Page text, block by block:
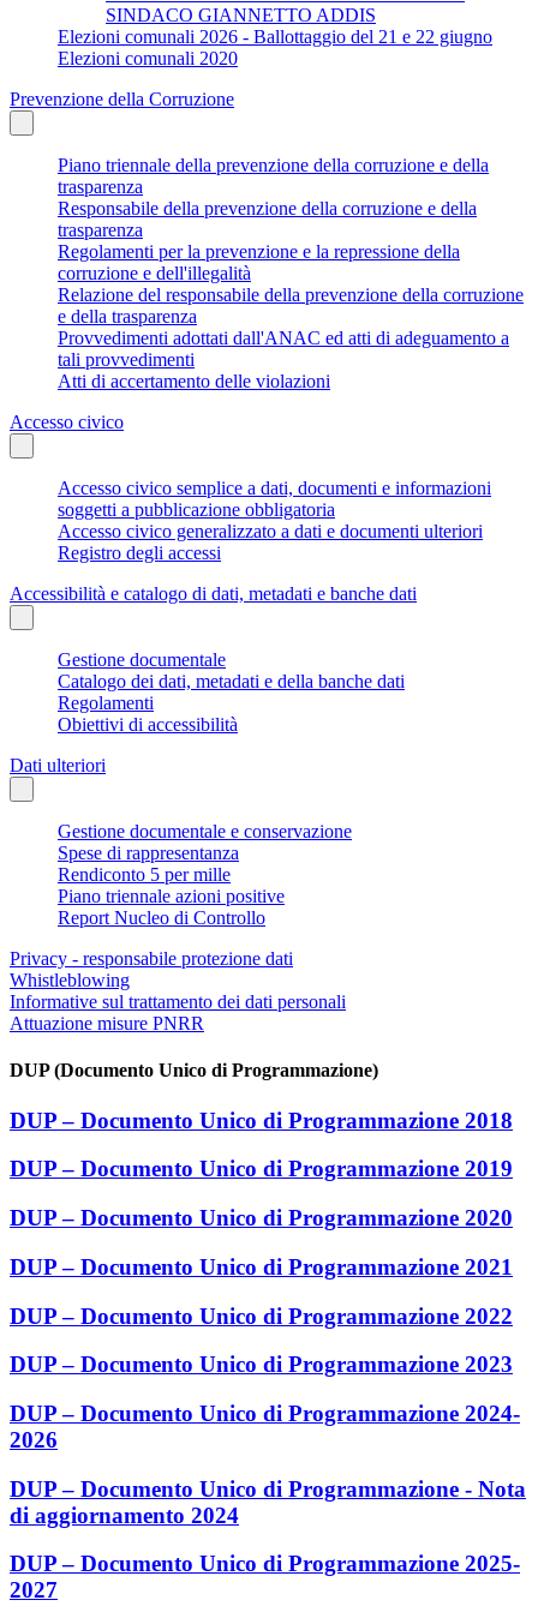
SINDACO GIANNETTO ADDIS
Elezioni comunali 2026 - Ballottaggio del 21 e 22 giugno
Elezioni comunali 2020
Prevenzione della Corruzione
Piano triennale della prevenzione della corruzione e della
trasparenza
Responsabile della prevenzione della corruzione e della
trasparenza
Regolamenti per la prevenzione e la repressione della
corruzione e dell'illegalità
Relazione del responsabile della prevenzione della corruzione
e della trasparenza
Provvedimenti adottati dall'ANAC ed atti di adeguamento a
tali provvedimenti
Atti di accertamento delle violazioni
Accesso civico
Accesso civico semplice a dati, documenti e informazioni
soggetti a pubblicazione obbligatoria
Accesso civico generalizzato a dati e documenti ulteriori
Registro degli accessi
Accessibilità e catalogo di dati, metadati e banche dati
Gestione documentale
Catalogo dei dati, metadati e della banche dati
Regolamenti
Obiettivi di accessibilità
Dati ulteriori
Gestione documentale e conservazione
Spese di rappresentanza
Rendiconto 5 per mille
Piano triennale azioni positive
Report Nucleo di Controllo
Privacy - responsabile protezione dati
Whistleblowing
Informative sul trattamento dei dati personali
Attuazione misure PNRR
DUP (Documento Unico di Programmazione)
DUP – Documento Unico di Programmazione 2018
DUP – Documento Unico di Programmazione 2019
DUP – Documento Unico di Programmazione 2020
DUP – Documento Unico di Programmazione 2021
DUP – Documento Unico di Programmazione 2022
DUP – Documento Unico di Programmazione 2023
DUP – Documento Unico di Programmazione 2024-
2026
DUP – Documento Unico di Programmazione - Nota
di aggiornamento 2024
DUP – Documento Unico di Programmazione 2025-
2027